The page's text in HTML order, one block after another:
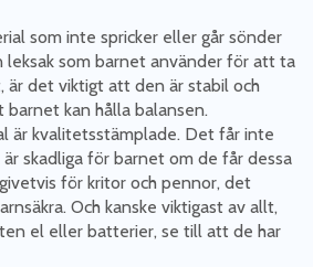
som inte spricker eller går sönder
leksak som barnet använder för att ta
är det viktigt att den är stabil och
barnet kan hålla balansen.
är kvalitetsstämplade. Det får inte
skadliga för barnet om de får dessa
för kritor och pennor, det
Och kanske viktigast av allt,
el eller batterier, se till att de har